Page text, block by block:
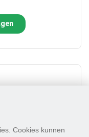
Cookies kunnen